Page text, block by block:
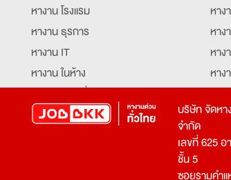
หางาน โรงแรม
หางาน ธุรการ
หางาน IT
หางาน ในห้าง
หางาน ท่องเที่ยว
หางาน จัดซื้อ
หา
หา
หาง
หา
หาง
หาง
หาง
บริษัท จัดหา
จำกัด
เลขที่ 625
ชั้น 5
ซอยรามคำ